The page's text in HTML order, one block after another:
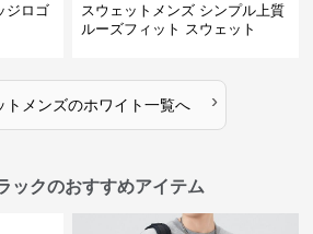
ジロゴ
スウェットメンズ シンプル上質
ルーズフィット スウェット
トメンズのホワイト一覧へ ›
ックのおすすめアイテム